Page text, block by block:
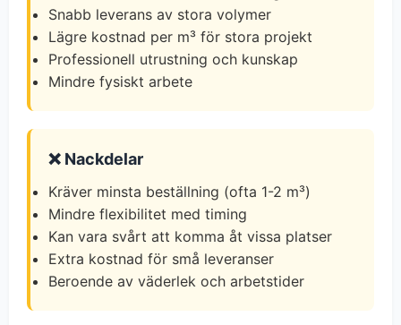
Snabb leverans av stora volymer
Lägre kostnad per m³ för stora projekt
Professionell utrustning och kunskap
Mindre fysiskt arbete
❌ Nackdelar
Kräver minsta beställning (ofta 1-2 m³)
Mindre flexibilitet med timing
Kan vara svårt att komma åt vissa platser
Extra kostnad för små leveranser
Beroende av väderlek och arbetstider